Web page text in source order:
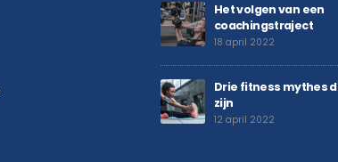
Het volgen van een
coachingstraject
18 april 2022
Drie fitness mythes
zijn
12 april 2022